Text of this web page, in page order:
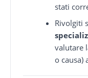
stati
Rivolgiti
valutare
o causa)